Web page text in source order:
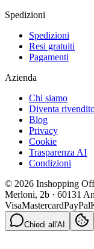
Spedizioni
Spedizioni
Resi gratuiti
Pagamenti
Azienda
Chi siamo
Diventa
Blog
Privacy
Cookie
Trasparenza AI
Condizioni
© 2026 Inshopping
Merloni, 2b · 60131
VisaMastercardPayPal
Chiedi all'AI